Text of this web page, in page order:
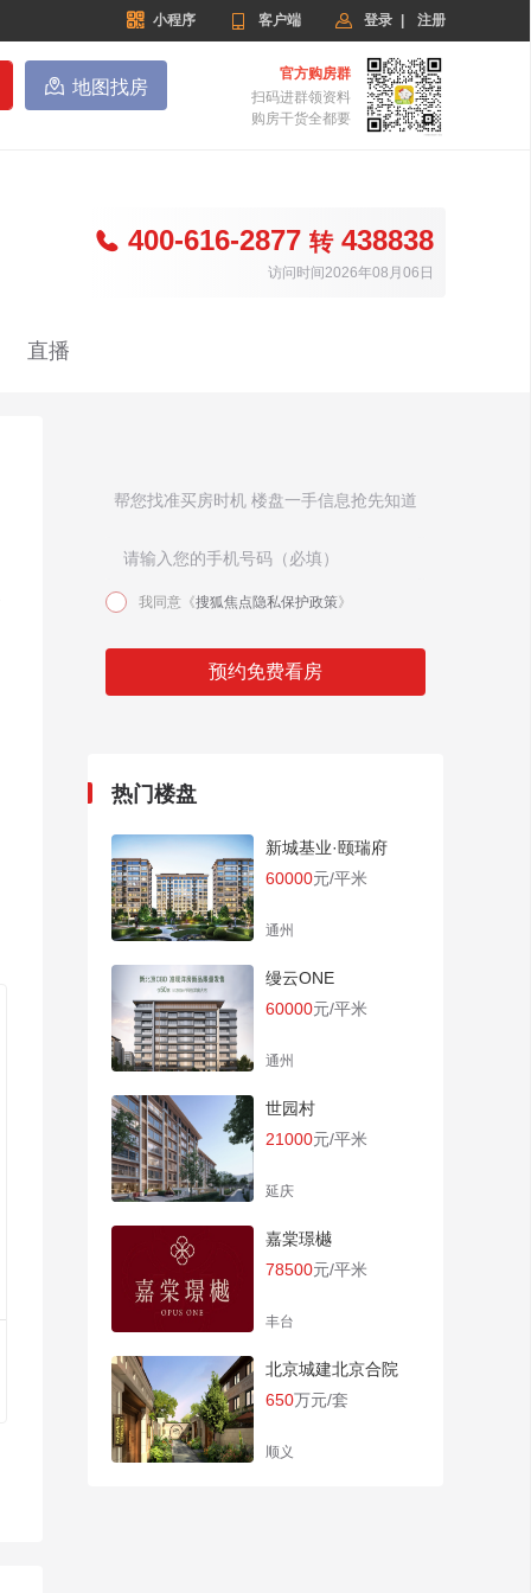
 小程序  客户端  登录 注册
 地图找房
官方购房群
扫码进群领资料
购房干货全都要
 400-616-2877 转438838
访问时间2026年08月06日
直播
帮您找准买房时机 楼盘一手信息抢先知道
我同意《搜狐焦点隐私保护政策》
预约免费看房
热门楼盘
新城基业·颐瑞府
60000元/平米
通州
缦云ONE
60000元/平米
通州
世园村
21000元/平米
延庆
嘉棠璟樾
78500元/平米
丰台
北京城建北京合院
650万元/套
顺义